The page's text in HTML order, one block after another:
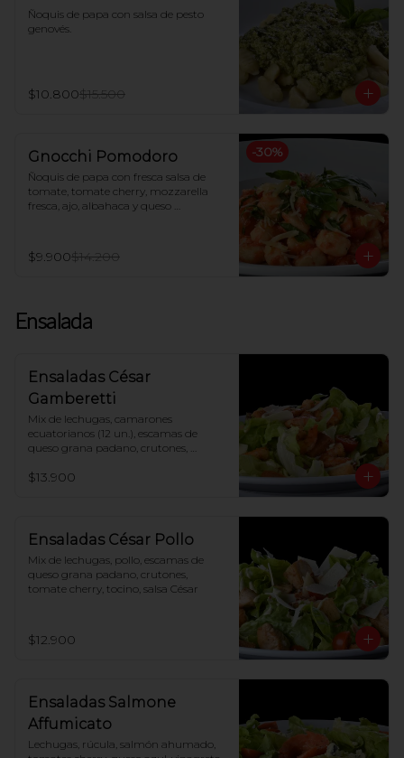
Ñoquis de papa con salsa de pesto
genovés.
$10.800$15.500
-30%
Gnocchi Pomodoro
Ñoquis de papa con fresca salsa de
tomate, tomate cherry, mozzarella
fresca, ajo, albahaca y queso
$9.900$14.200
Ensalada
Ensaladas César
Gamberetti
Mix de lechugas, camarones
ecuatorianos (12 un.), escamas de
queso grana padano, crutones,
$13.900
Ensaladas César Pollo
Mix de lechugas, pollo, escamas de
queso grana padano, crutones,
tomate cherry, tocino, salsa César
$12.900
Ensaladas Salmone
Affumicato
Lechugas, rúcula, salmón ahumado,